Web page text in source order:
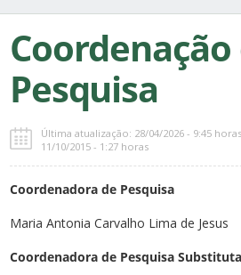
Coordenação
Pesquisa
Última atualização: 28/04/2026 - 9:45
11/10/2015 - 1:27 horas
Coordenadora de Pesquisa
Maria Antonia Carvalho Lima de Jesus
Coordenadora de Pesquisa Substituta